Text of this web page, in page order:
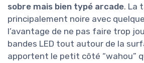
sobre mais bien typé arcade. La
principalement noire avec
l’avantage de ne pas faire trop
bandes LED tout autour de la
apportent le petit côté “wahou”